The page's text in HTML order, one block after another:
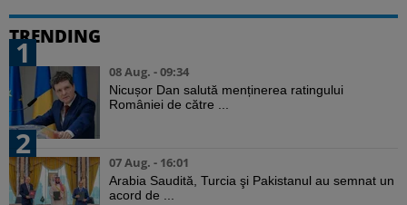
TRENDING
1
08 Aug. - 09:34
Nicușor Dan salută menținerea ratingului
României de către ...
2
07 Aug. - 16:01
Arabia Saudită, Turcia şi Pakistanul au semnat un
acord de ...